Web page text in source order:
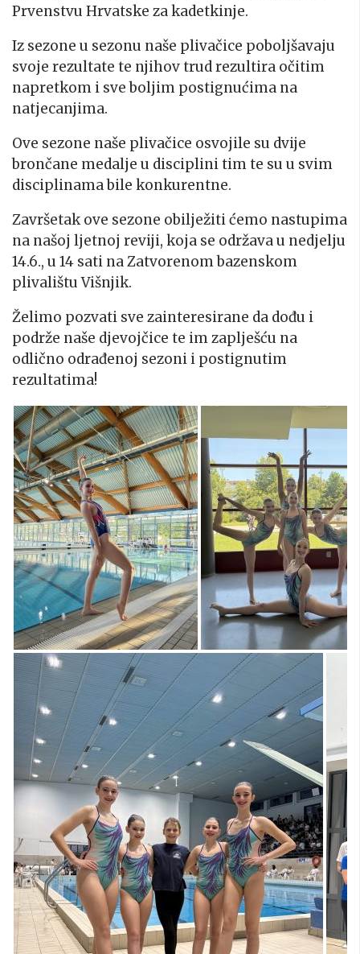
Prvenstvu Hrvatske za kadetkinje.
Iz sezone u sezonu naše plivačice poboljšavaju
svoje rezultate te njihov trud rezultira očitim
napretkom i sve boljim postignućima na
natjecanjima.
Ove sezone naše plivačice osvojile su dvije
brončane medalje u disciplini tim te su u svim
disciplinama bile konkurentne.
Završetak ove sezone obilježiti ćemo nastupima
na našoj ljetnoj reviji, koja se održava u nedjelju
14.6., u 14 sati na Zatvorenom bazenskom
plivalištu Višnjik.
Želimo pozvati sve zainteresirane da dođu i
podrže naše djevojčice te im zaplješću na
odlično odrađenoj sezoni i postignutim
rezultatima!